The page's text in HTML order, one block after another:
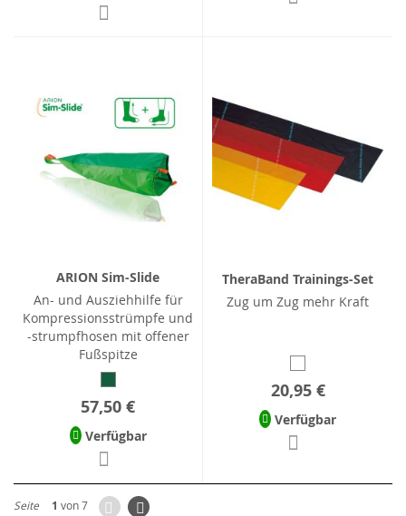
ARION Sim-Slide
An- und Ausziehhilfe für
Kompressionsstrümpfe und
-strumpfhosen mit offener
Fußspitze
57,50 €
Verfügbar
TheraBand Trainings-Set
Zug um Zug mehr Kraft
20,95 €
Verfügbar
Seite 1 von 7 ZurückSeite
Weiter